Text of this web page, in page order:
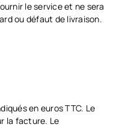
le service et ne sera
ou défaut de livraison.
en euros TTC. Le
la facture. Le